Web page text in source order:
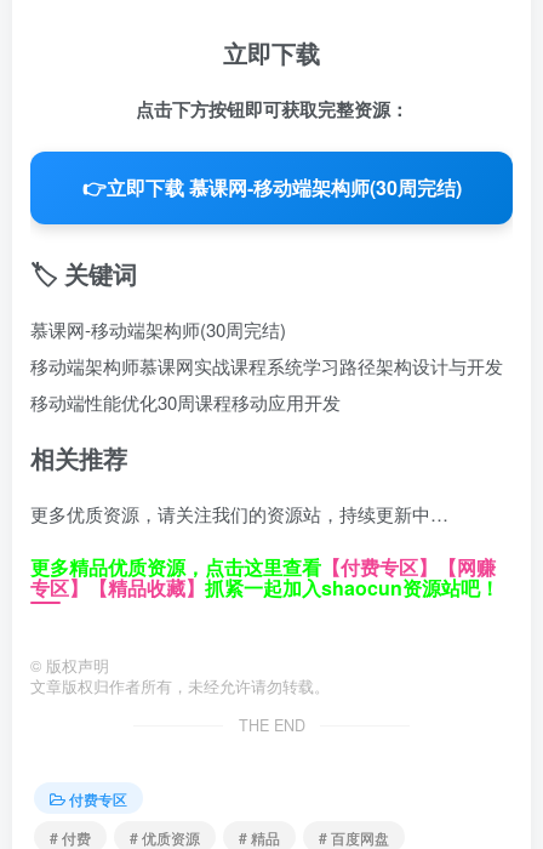
立即下载
点击下方按钮即可获取完整资源：
👉立即下载 慕课网-移动端架构师(30周完结)
🏷️ 关键词
慕课网-移动端架构师(30周完结)
移动端架构师慕课网实战课程系统学习路径架构设计与开发
移动端性能优化30周课程移动应用开发
相关推荐
更多优质资源，请关注我们的资源站，持续更新中…
更多精品优质资源，点击这里查看 【付费专区】 【网赚
专区】 【精品收藏】 抓紧一起加入shaocun资源站吧！
© 版权声明
文章版权归作者所有，未经允许请勿转载。
THE END
付费专区
# 付费
# 优质资源 # 精品 # 百度网盘